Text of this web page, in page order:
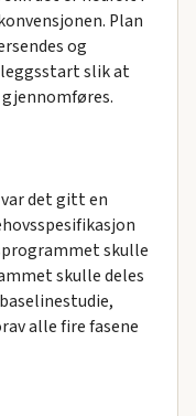
Plan
og
slik at
det gitt en
skulle
skulle deles
alle fire fasene